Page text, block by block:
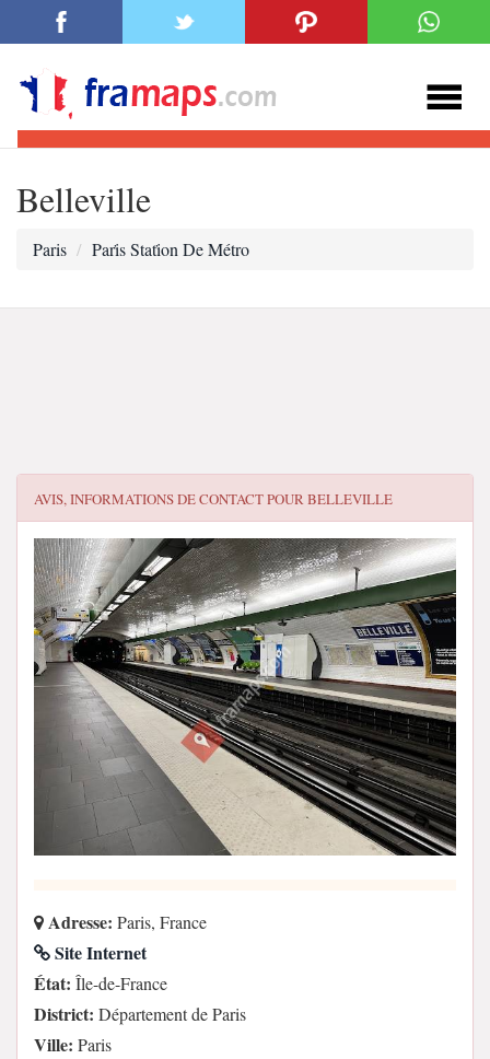
Belleville
Paris Pari̇s Stati̇on De Métro
AVIS, INFORMATIONS DE CONTACT POURBELLEVILLE
Adresse: Paris, France
Site Internet
État: Île-de-France
District: Département de Paris
Ville: Paris